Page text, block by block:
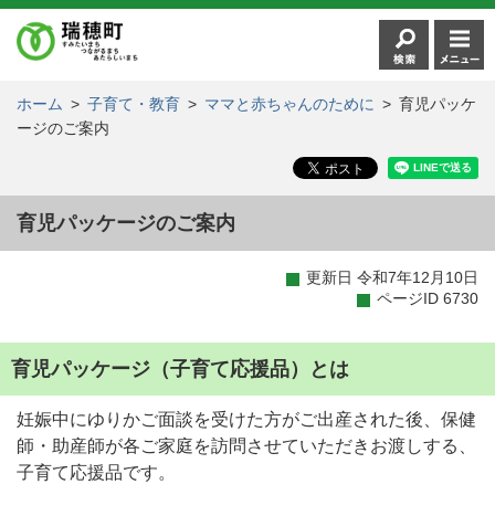
ホーム > 子育て・教育 > ママと赤ちゃんのために > 育児パッケ
ージのご案内
育児パッケージのご案内
更新日 令和7年12月10日
ページID 6730
育児パッケージ（子育て応援品）とは
妊娠中にゆりかご面談を受けた方がご出産された後、保健
師・助産師が各ご家庭を訪問させていただきお渡しする、
子育て応援品です。